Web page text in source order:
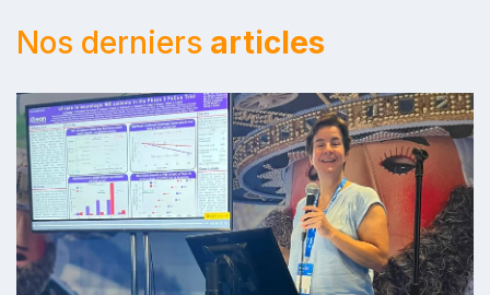
Nos derniers articles